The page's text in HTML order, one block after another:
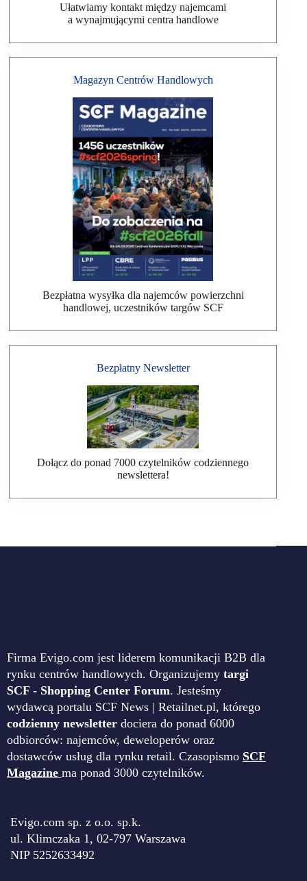
Ułatwiamy kontakt między najemcami
a wynajmującymi centra handlowe
Magazyn Centrów Handlowych
Bezpłatna wysyłka dla najemców powierzchni
handlowej, uczestników targów SCF
Bezpłatny Newsletter
Dołącz do ponad 7000 czytelników codziennego
newslettera!
Firma Evigo.com jest liderem komunikacji B2B dla
rynku centrów handlowych. Organizujemy targi
SCF - Shopping Center Forum. Jesteśmy
wydawcą portalu SCF News | Retailnet.pl, którego
codzienny newsletter dociera do ponad 6000
odbiorców: najemców, deweloperów oraz
dostawców usług dla rynku retail. Czasopismo SCF
Magazine ma ponad 3000 czytelników.
Evigo.com sp. z o.o. sp.k.
ul. Klimczaka 1, 02-797 Warszawa
NIP 5252633492